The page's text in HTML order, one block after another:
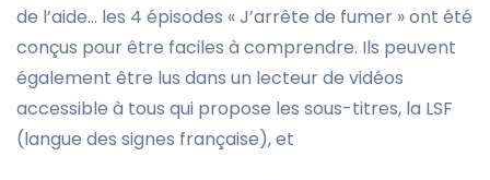
de l’aide… les 4 épisodes « J’arrête de fumer » ont été
conçus pour être faciles à comprendre. Ils peuvent
également être lus dans un lecteur de vidéos
accessible à tous qui propose les sous-titres, la LSF
(langue des signes française), et